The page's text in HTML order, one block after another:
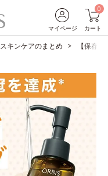
マイページ
0
カート
スキンケアのまとめ 【保存